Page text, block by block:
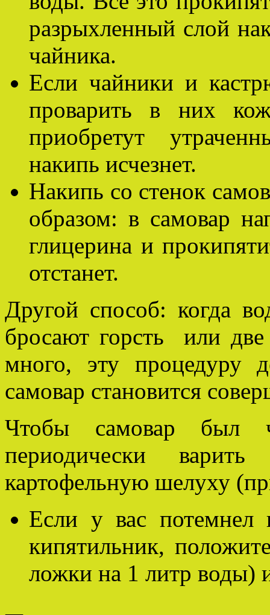
разрыхленный слой
чайника.
Если чайники и
проварить в них
приобретут
накипь исчезнет.
Накипь со стенок
образом: в самовар
глицерина и
отстанет.
Другой способ: когда
бросают горсть или две
много, эту процедуру
самовар становится
Чтобы самовар был
периодически
картофельную шелуху
Если у вас потемнел
кипятильник,
ложки на 1 литр воды)